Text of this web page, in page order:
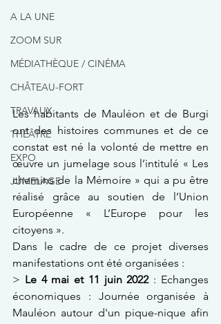
A LA UNE
ZOOM SUR
MÉDIATHÈQUE / CINÉMA
CHÂTEAU-FORT
TRAVAUX
THÉÂTRE
EXPO
JUMELAGE
Les habitants de Mauléon et de Burgi
ont des histoires communes et de ce
constat est né la volonté de mettre en
œuvre un jumelage sous l’intitulé « Les
chemins de la Mémoire » qui a pu être
réalisé grâce au soutien de l’Union
Européenne « L’Europe pour les
citoyens ».
Dans le cadre de ce projet diverses
manifestations ont été organisées :
> Le 4 mai et 11 juin 2022 : Echanges
économiques : Journée organisée à
Mauléon autour d'un pique-nique afin